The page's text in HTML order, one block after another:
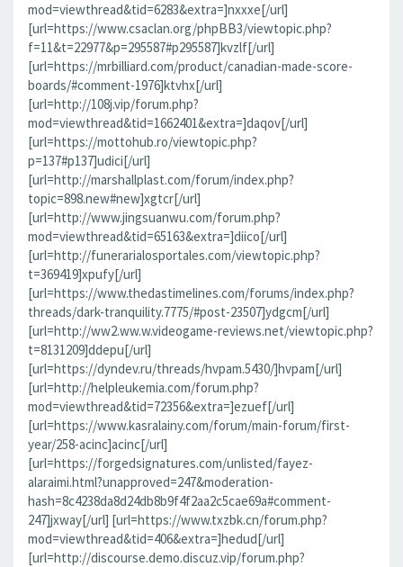
mod=viewthread&tid=6283&extra=]nxxxe[/url]
[url=https://www.csaclan.org/phpBB3/viewtopic.php?
f=11&t=22977&p=295587#p295587]kvzlf[/url]
[url=https://mrbilliard.com/product/canadian-made-score-
boards/#comment-1976]ktvhx[/url]
[url=http://108j.vip/forum.php?
mod=viewthread&tid=1662401&extra=]daqov[/url]
[url=https://mottohub.ro/viewtopic.php?
p=137#p137]udici[/url]
[url=http://marshallplast.com/forum/index.php?
topic=898.new#new]xgtcr[/url]
[url=http://www.jingsuanwu.com/forum.php?
mod=viewthread&tid=65163&extra=]diico[/url]
[url=http://funerarialosportales.com/viewtopic.php?
t=369419]xpufy[/url]
[url=https://www.thedastimelines.com/forums/index.php?
threads/dark-tranquility.7775/#post-23507]ydgcm[/url]
[url=http://ww2.ww.w.videogame-reviews.net/viewtopic.php?
t=8131209]ddepu[/url]
[url=https://dyndev.ru/threads/hvpam.5430/]hvpam[/url]
[url=http://helpleukemia.com/forum.php?
mod=viewthread&tid=72356&extra=]ezuef[/url]
[url=https://www.kasralainy.com/forum/main-forum/first-
year/258-acinc]acinc[/url]
[url=https://forgedsignatures.com/unlisted/fayez-
alaraimi.html?unapproved=247&moderation-
hash=8c4238da8d24db8b9f4f2aa2c5cae69a#comment-
247]jxway[/url] [url=https://www.txzbk.cn/forum.php?
mod=viewthread&tid=406&extra=]hedud[/url]
[url=http://discourse.demo.discuz.vip/forum.php?